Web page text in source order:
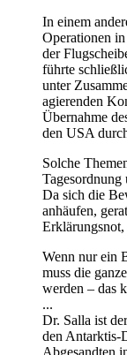
In einem
Operationen
der
führte
unter
agierenden
Übernahme
den USA
Solche
Tagesordnung
Da sich die
anhäufen,
Wenn nur ein
muss die
werden – das
...
Dr. Salla ist
den Antarktis-
Abgesandten